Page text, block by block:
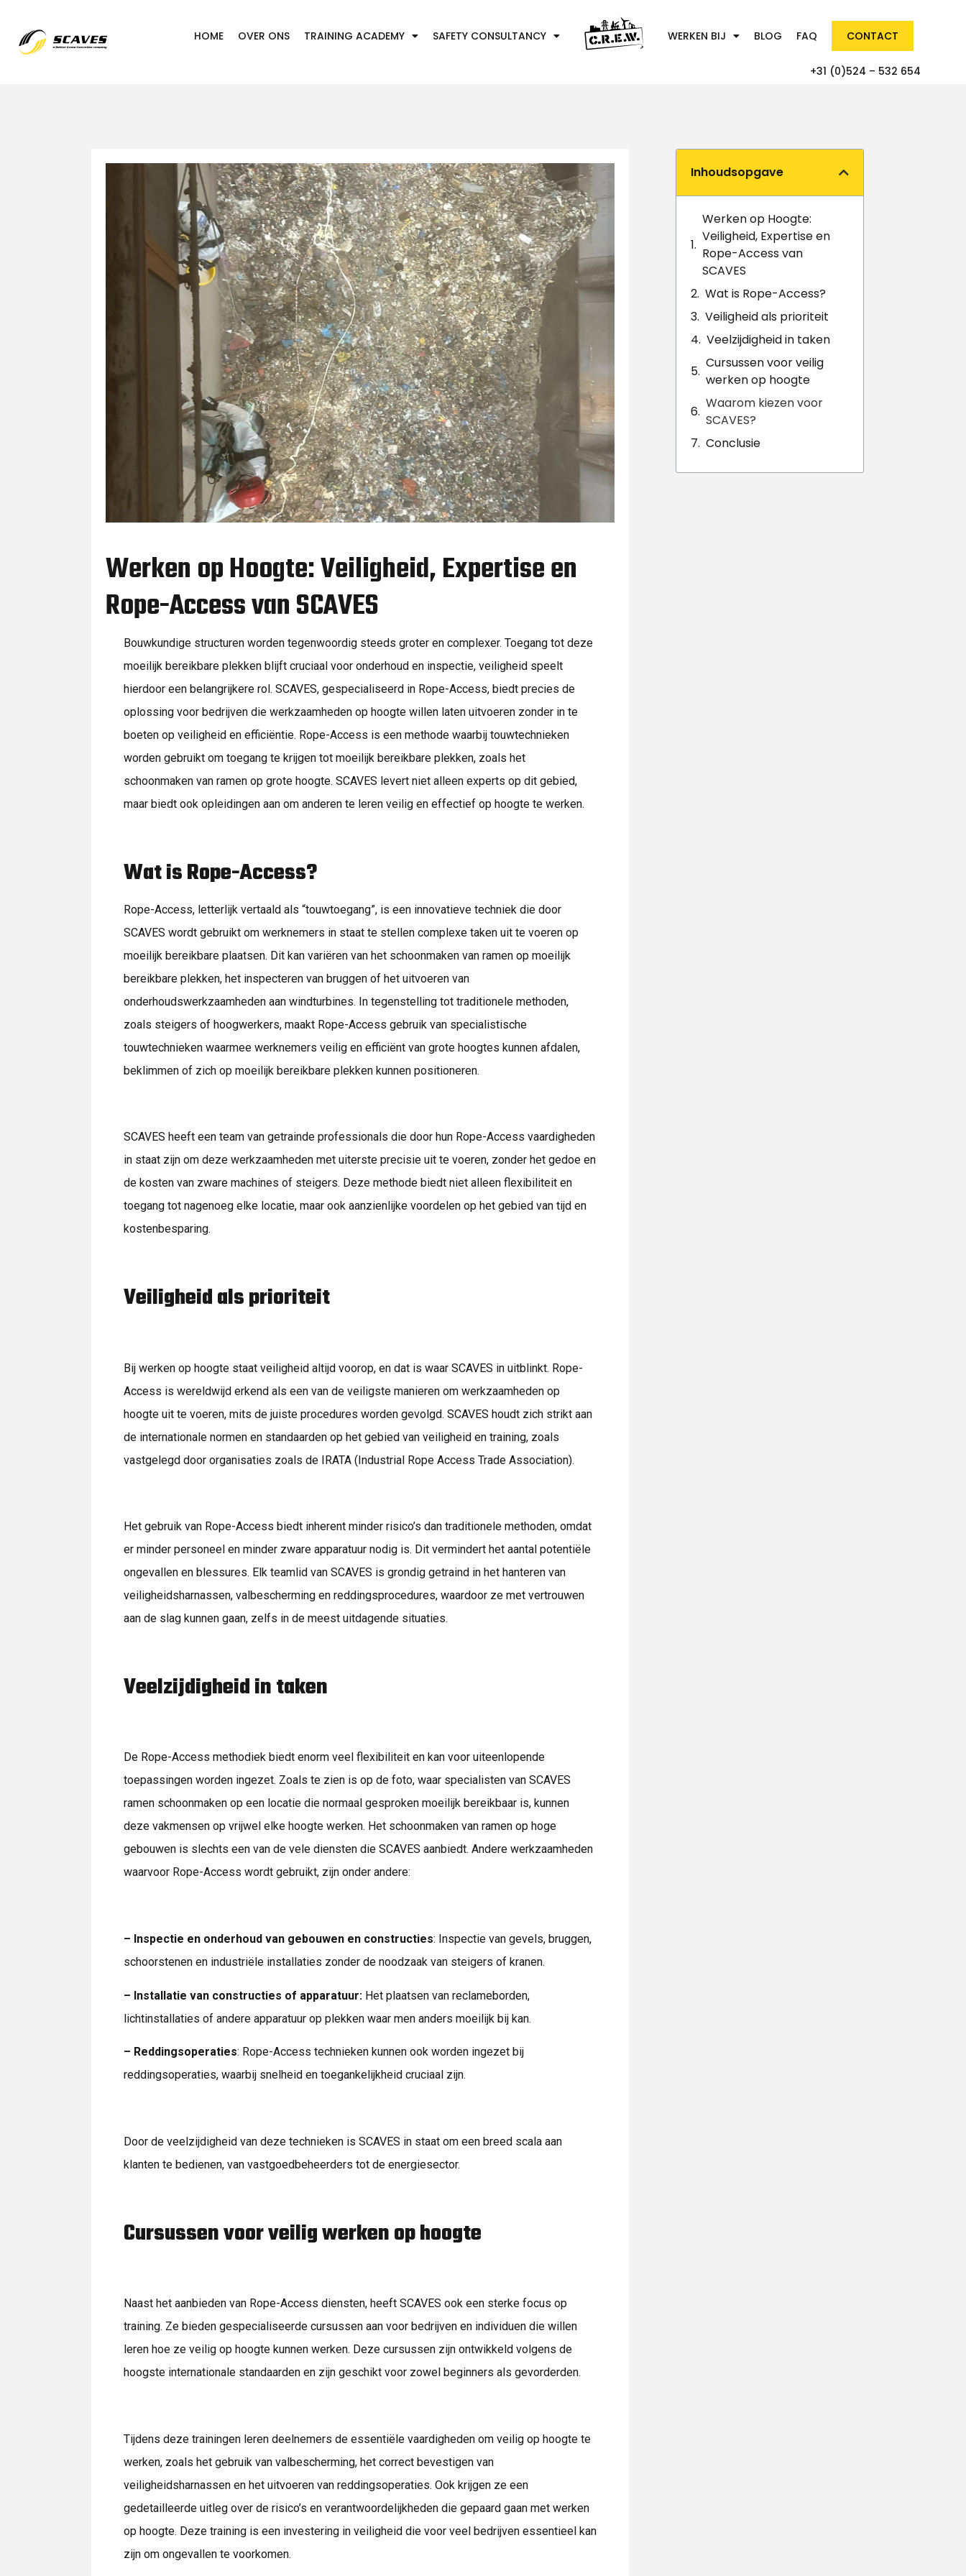
HOME OVER ONS TRAINING ACADEMY SAFETY CONSULTANCY WERKEN BIJ BLOG FAQ CONTACT
+31 (0)524 – 532 654
Werken op Hoogte: Veiligheid, Expertise en
Rope-Access van SCAVES
Bouwkundige structuren worden tegenwoordig steeds groter en complexer. Toegang tot deze
moeilijk bereikbare plekken blijft cruciaal voor onderhoud en inspectie, veiligheid speelt
hierdoor een belangrijkere rol. SCAVES, gespecialiseerd in Rope-Access, biedt precies de
oplossing voor bedrijven die werkzaamheden op hoogte willen laten uitvoeren zonder in te
boeten op veiligheid en efficiëntie. Rope-Access is een methode waarbij touwtechnieken
worden gebruikt om toegang te krijgen tot moeilijk bereikbare plekken, zoals het
schoonmaken van ramen op grote hoogte. SCAVES levert niet alleen experts op dit gebied,
maar biedt ook opleidingen aan om anderen te leren veilig en effectief op hoogte te werken.
Wat is Rope-Access?
Rope-Access, letterlijk vertaald als “touwtoegang”, is een innovatieve techniek die door
SCAVES wordt gebruikt om werknemers in staat te stellen complexe taken uit te voeren op
moeilijk bereikbare plaatsen. Dit kan variëren van het schoonmaken van ramen op moeilijk
bereikbare plekken, het inspecteren van bruggen of het uitvoeren van
onderhoudswerkzaamheden aan windturbines. In tegenstelling tot traditionele methoden,
zoals steigers of hoogwerkers, maakt Rope-Access gebruik van specialistische
touwtechnieken waarmee werknemers veilig en efficiënt van grote hoogtes kunnen afdalen,
beklimmen of zich op moeilijk bereikbare plekken kunnen positioneren.
SCAVES heeft een team van getrainde professionals die door hun Rope-Access vaardigheden
in staat zijn om deze werkzaamheden met uiterste precisie uit te voeren, zonder het gedoe en
de kosten van zware machines of steigers. Deze methode biedt niet alleen flexibiliteit en
toegang tot nagenoeg elke locatie, maar ook aanzienlijke voordelen op het gebied van tijd en
kostenbesparing.
Veiligheid als prioriteit
Bij werken op hoogte staat veiligheid altijd voorop, en dat is waar SCAVES in uitblinkt. Rope-
Access is wereldwijd erkend als een van de veiligste manieren om werkzaamheden op
hoogte uit te voeren, mits de juiste procedures worden gevolgd. SCAVES houdt zich strikt aan
de internationale normen en standaarden op het gebied van veiligheid en training, zoals
vastgelegd door organisaties zoals de IRATA (Industrial Rope Access Trade Association).
Het gebruik van Rope-Access biedt inherent minder risico’s dan traditionele methoden, omdat
er minder personeel en minder zware apparatuur nodig is. Dit vermindert het aantal potentiële
ongevallen en blessures. Elk teamlid van SCAVES is grondig getraind in het hanteren van
veiligheidsharnassen, valbescherming en reddingsprocedures, waardoor ze met vertrouwen
aan de slag kunnen gaan, zelfs in de meest uitdagende situaties.
Veelzijdigheid in taken
De Rope-Access methodiek biedt enorm veel flexibiliteit en kan voor uiteenlopende
toepassingen worden ingezet. Zoals te zien is op de foto, waar specialisten van SCAVES
ramen schoonmaken op een locatie die normaal gesproken moeilijk bereikbaar is, kunnen
deze vakmensen op vrijwel elke hoogte werken. Het schoonmaken van ramen op hoge
gebouwen is slechts een van de vele diensten die SCAVES aanbiedt. Andere werkzaamheden
waarvoor Rope-Access wordt gebruikt, zijn onder andere:
– Inspectie en onderhoud van gebouwen en constructies: Inspectie van gevels, bruggen,
schoorstenen en industriële installaties zonder de noodzaak van steigers of kranen.
– Installatie van constructies of apparatuur: Het plaatsen van reclameborden,
lichtinstallaties of andere apparatuur op plekken waar men anders moeilijk bij kan.
– Reddingsoperaties: Rope-Access technieken kunnen ook worden ingezet bij
reddingsoperaties, waarbij snelheid en toegankelijkheid cruciaal zijn.
Door de veelzijdigheid van deze technieken is SCAVES in staat om een breed scala aan
klanten te bedienen, van vastgoedbeheerders tot de energiesector.
Cursussen voor veilig werken op hoogte
Naast het aanbieden van Rope-Access diensten, heeft SCAVES ook een sterke focus op
training. Ze bieden gespecialiseerde cursussen aan voor bedrijven en individuen die willen
leren hoe ze veilig op hoogte kunnen werken. Deze cursussen zijn ontwikkeld volgens de
hoogste internationale standaarden en zijn geschikt voor zowel beginners als gevorderden.
Tijdens deze trainingen leren deelnemers de essentiële vaardigheden om veilig op hoogte te
werken, zoals het gebruik van valbescherming, het correct bevestigen van
veiligheidsharnassen en het uitvoeren van reddingsoperaties. Ook krijgen ze een
gedetailleerde uitleg over de risico’s en verantwoordelijkheden die gepaard gaan met werken
op hoogte. Deze training is een investering in veiligheid die voor veel bedrijven essentieel kan
zijn om ongevallen te voorkomen.
Inhoudsopgave
Werken op Hoogte:
Veiligheid, Expertise en
Rope-Access van
SCAVES
Wat is Rope-Access?
Veiligheid als prioriteit
Veelzijdigheid in taken
Cursussen voor veilig
werken op hoogte
Waarom kiezen voor
SCAVES?
Conclusie